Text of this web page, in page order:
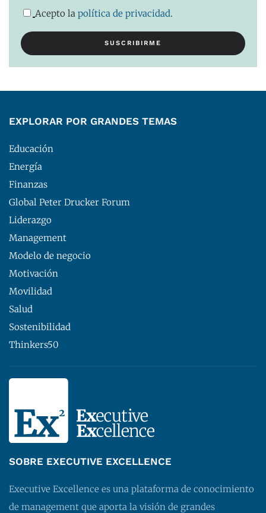
Acepto la política de privacidad.
EXPLORAR POR GRANDES TEMAS
Educación
Energía
Finanzas
Global Peter Drucker Forum
Liderazgo
Management
Modelo de negocio
Motivación
Movilidad
Salud
Sostenibilidad
Thinkers50
SOBRE EXECUTIVE EXCELLENCE
Executive Excellence es una plataforma de conocimiento
de management que aporta la visión de grandes